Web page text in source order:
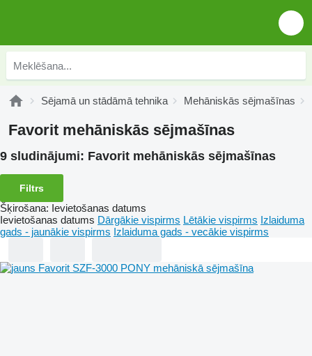
Sējamā un stādāmā tehnika Mehāniskās sējmašīnas
Favorit mehāniskās sējmašīnas
9 sludinājumi: Favorit mehāniskās sējmašīnas
Filtrs
Šķirošana: Ievietošanas datums
Ievietošanas datums Dārgākie vispirms Lētākie vispirms Izlaiduma
gads - jaunākie vispirms Izlaiduma gads - vecākie vispirms